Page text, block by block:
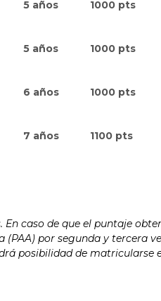
5 años
5 años
6 años
7 años
1000 pts
1000 pts
1000 pts
1100 pts
En caso de que el puntaje
por segunda y tercera
posibilidad de matricularse